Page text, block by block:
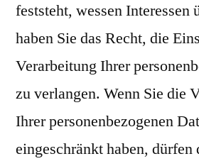
feststeht, wessen Interessen
haben Sie das Recht, die
Verarbeitung Ihrer
zu verlangen. Wenn Sie die
Ihrer personenbezogenen
eingeschränkt haben, dürfen